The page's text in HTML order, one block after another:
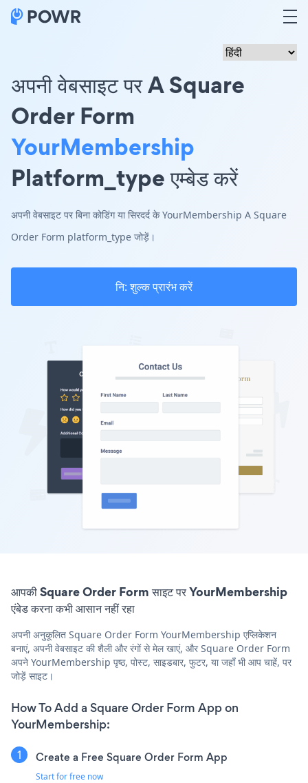
अपनी वेबसाइट पर A Square
Order Form
YourMembership
Platform_type एम्बेड करें
अपनी वेबसाइट पर बिना कोडिंग या सिरदर्द के YourMembership A Square
Order Form platform_type जोड़ें।
नि: शुल्क प्रारंभ करें
आपकी Square Order Form साइट पर YourMembership
एंबेड करना कभी आसान नहीं रहा
अपनी अनुकूलित Square Order Form YourMembership एप्लिकेशन
बनाएं, अपनी वेबसाइट की शैली और रंगों से मेल खाएं, और Square Order Form
अपने YourMembership पृष्ठ, पोस्ट, साइडबार, फुटर, या जहाँ भी आप चाहें, पर
जोड़ें साइट।
How To Add a Square Order Form App on
YourMembership:
Create a Free Square Order Form App
Start for free now